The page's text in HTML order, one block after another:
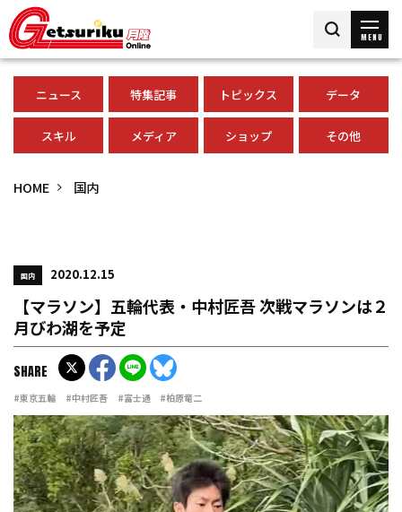
MENU
ニュース 特集記事 トピックス データ
スキル メディア ショップ その他
HOME 国内
国内 2020.12.15
【マラソン】五輪代表・中村匠吾 次戦マラソンは２
月びわ湖を予定
#東京五輪 #中村匠吾 #富士通 #柏原竜二
SHARE